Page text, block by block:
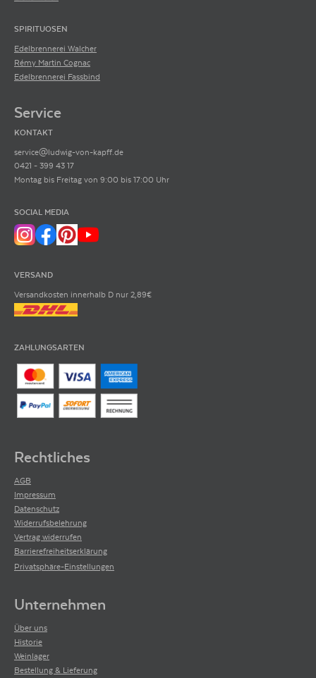
SPIRITUOSEN
Edelbrennerei Walcher
Rémy Martin Cognac
Edelbrennerei Fassbind
Service
KONTAKT
service@ludwig-von-kapff.de
0421 - 399 43 17
Montag bis Freitag von 9:00 bis 17:00 Uhr
SOCIAL MEDIA
VERSAND
Versandkosten innerhalb D nur 2,89€
ZAHLUNGSARTEN
Rechtliches
AGB
Impressum
Datenschutz
Widerrufsbelehrung
Vertrag widerrufen
Barrierefreiheitserklärung
Privatsphäre-Einstellungen
Unternehmen
Über uns
Historie
Weinlager
Bestellung & Lieferung